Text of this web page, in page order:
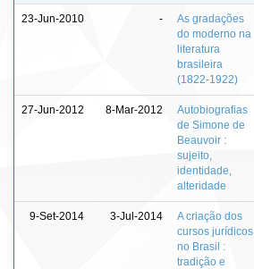
23-Jun-2010 -
As gradações
do moderno na
literatura
brasileira
(1822-1922)
27-Jun-2012 8-Mar-2012
Autobiografias
de Simone de
Beauvoir :
sujeito,
identidade,
alteridade
9-Set-2014 3-Jul-2014
A criação dos
cursos jurídicos
no Brasil :
tradição e